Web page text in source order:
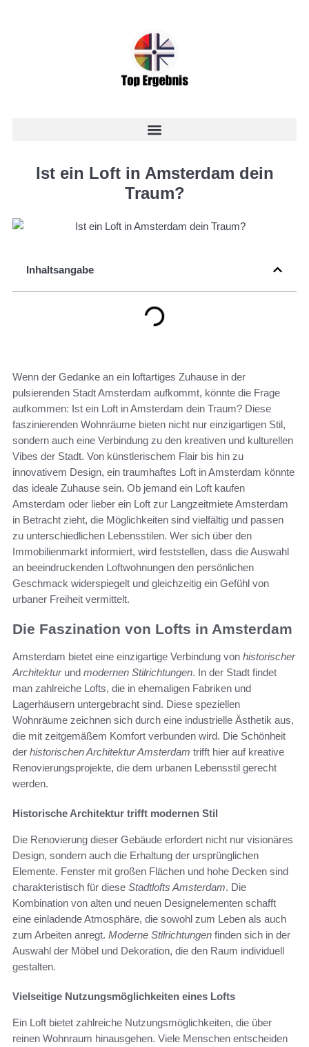
Ist ein Loft in Amsterdam dein
Traum?
Inhaltsangabe
Wenn der Gedanke an ein loftartiges Zuhause in der
pulsierenden Stadt Amsterdam aufkommt, könnte die Frage
aufkommen: Ist ein Loft in Amsterdam dein Traum? Diese
faszinierenden Wohnräume bieten nicht nur einzigartigen Stil,
sondern auch eine Verbindung zu den kreativen und kulturellen
Vibes der Stadt. Von künstlerischem Flair bis hin zu
innovativem Design, ein traumhaftes Loft in Amsterdam könnte
das ideale Zuhause sein. Ob jemand ein Loft kaufen
Amsterdam oder lieber ein Loft zur Langzeitmiete Amsterdam
in Betracht zieht, die Möglichkeiten sind vielfältig und passen
zu unterschiedlichen Lebensstilen. Wer sich über den
Immobilienmarkt informiert, wird feststellen, dass die Auswahl
an beeindruckenden Loftwohnungen den persönlichen
Geschmack widerspiegelt und gleichzeitig ein Gefühl von
urbaner Freiheit vermittelt.
Die Faszination von Lofts in Amsterdam
Amsterdam bietet eine einzigartige Verbindung von historischer
Architekturund modernen Stilrichtungen. In der Stadt findet
man zahlreiche Lofts, die in ehemaligen Fabriken und
Lagerhäusern untergebracht sind. Diese speziellen
Wohnräume zeichnen sich durch eine industrielle Ästhetik aus,
die mit zeitgemäßem Komfort verbunden wird. Die Schönheit
der historischen Architektur Amsterdam trifft hier auf kreative
Renovierungsprojekte, die dem urbanen Lebensstil gerecht
werden.
Historische Architektur trifft modernen Stil
Die Renovierung dieser Gebäude erfordert nicht nur visionäres
Design, sondern auch die Erhaltung der ursprünglichen
Elemente. Fenster mit großen Flächen und hohe Decken sind
charakteristisch für diese Stadtlofts Amsterdam. Die
Kombination von alten und neuen Designelementen schafft
eine einladende Atmosphäre, die sowohl zum Leben als auch
zum Arbeiten anregt. Moderne Stilrichtungen finden sich in der
Auswahl der Möbel und Dekoration, die den Raum individuell
gestalten.
Vielseitige Nutzungsmöglichkeiten eines Lofts
Ein Loft bietet zahlreiche Nutzungsmöglichkeiten, die über
reinen Wohnraum hinausgehen. Viele Menschen entscheiden